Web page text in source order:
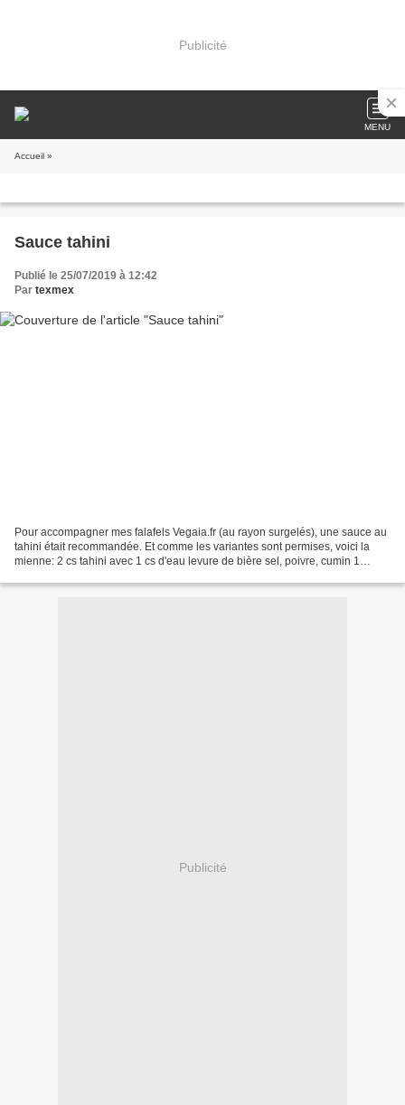
Publicité
MENU
Accueil »
Sauce tahini
Publié le 25/07/2019 à 12:42
Par texmex
Pour accompagner mes falafels Vegaia.fr (au rayon surgelés), une sauce au
tahini était recommandée. Et comme les variantes sont permises, voici la
mienne: 2 cs tahini avec 1 cs d'eau levure de bière sel, poivre, cumin 1
Publicité